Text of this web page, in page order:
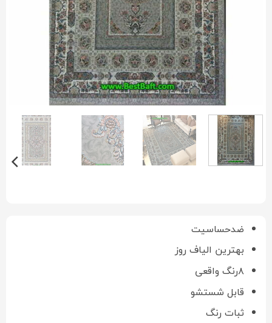
ضدحساسیت
بهترین الیاف روز
۸رنگ واقعی
قابل شستشو
ثبات رنگ